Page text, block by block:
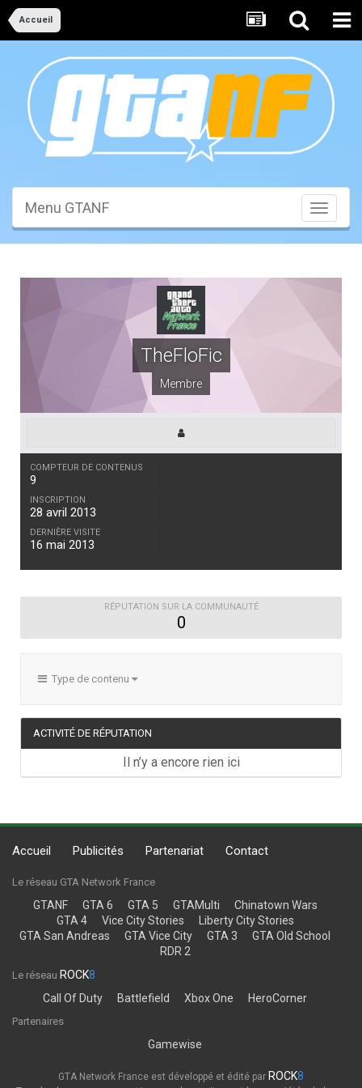
Accueil
Toggle
Menu GTANF
TheFloFic
Membre
COMPTEUR DE CONTENUS
9
INSCRIPTION
28 avril 2013
DERNIÈRE VISITE
16 mai 2013
RÉPUTATION SUR LA COMMUNAUTÉ
0
Type de contenu
ACTIVITÉ DE RÉPUTATION
Il n’y a encore rien ici
Accueil Publicités Partenariat Contact
Le réseau GTA Network France
GTANF GTA 6 GTA 5 GTAMulti
Chinatown Wars
GTA 4
Vice City Stories
Liberty City Stories
GTA San Andreas
GTA Vice City GTA 3
GTA Old School
RDR 2
Le réseau ROCK8
Call Of Duty
Battlefield Xbox One HeroCorner
Partenaires
Gamewise
GTA Network France est développé et édité par ROCK8